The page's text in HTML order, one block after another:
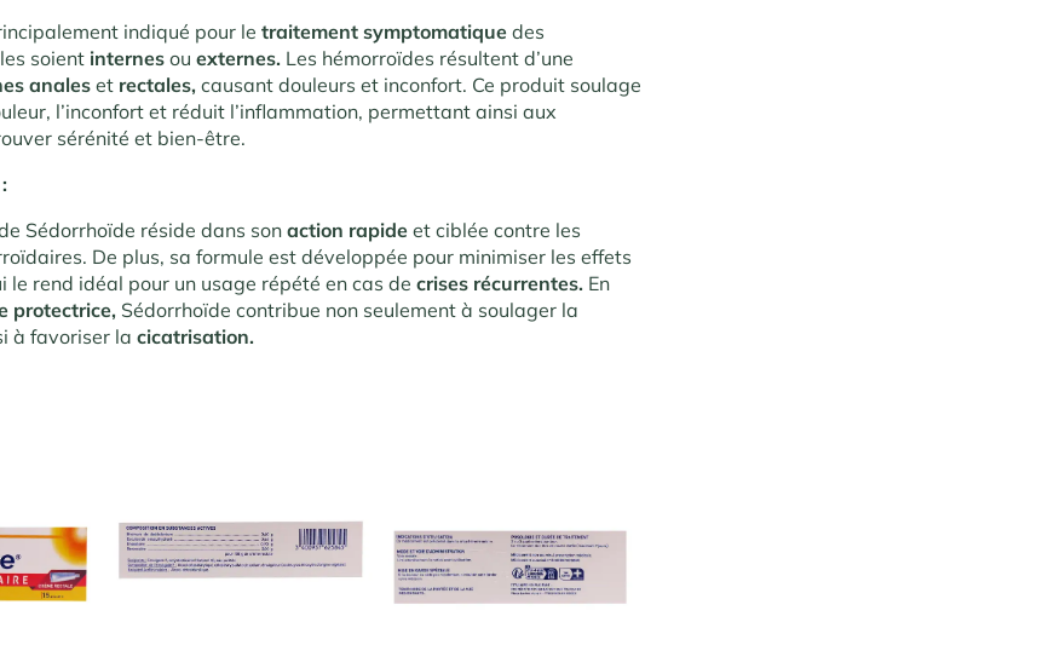
indiqué pour letraitement symptomatique des
soient internes ouexternes. Les hémorroïdes résultent d’une
analeset rectales, causant douleurs et inconfort. Ce produit soulage
l’inconfort et réduit l’inflammation, permettant ainsi aux
sérénité et bien-être.
Sédorrhoïde réside dans sonaction rapide et ciblée contre les
De plus, sa formule est développée pour minimiser les effets
le rend idéal pour un usage répété en cas decrises récurrentes. En
protectrice, Sédorrhoïde contribue non seulement à soulager la
à favoriser lacicatrisation.